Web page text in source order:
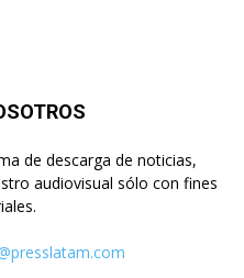
de descarga de noticias,
audiovisual sólo con fines